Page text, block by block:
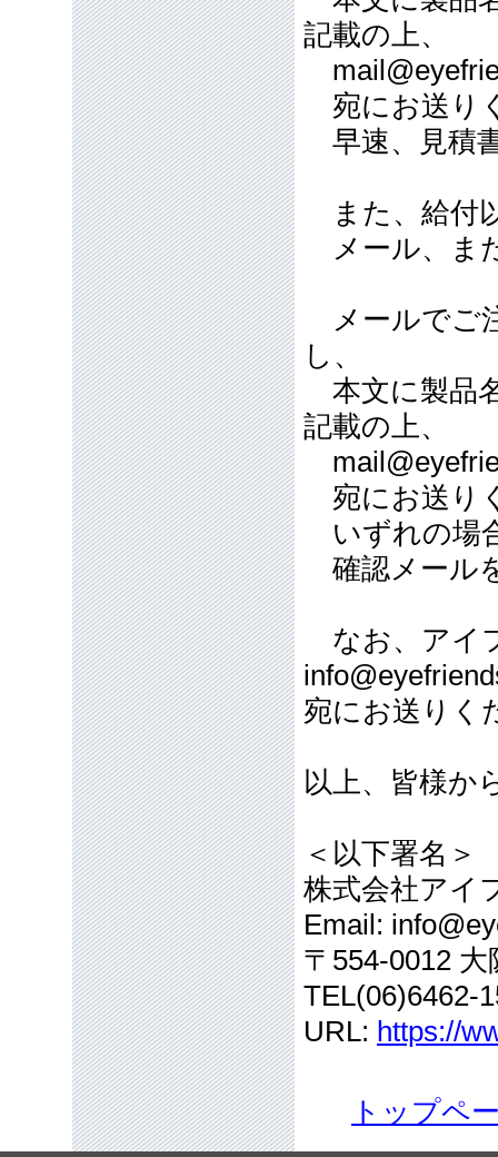
記載の上、
宛にお送り
早速、見積
また、給付
メール、ま
メールでご
し、
本文に製品
記載の上、
宛にお送り
いずれの場
確認メール
なお、アイ
宛にお送りく
以上、皆様か
＜以下署名＞
株式会社アイ
Email:
〒554-0012
TEL(06)6462-
URL: https://
トップペ